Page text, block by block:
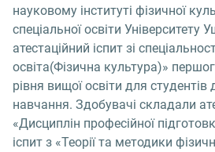
науковому інституті фізичної
спеціальної освіти
атестаційний іспит зі
освіта(Фізична культура)»
рівня вищої освіти для
навчання. Здобувачі складали
«Дисциплін професійної
іспит з «Теорії та методики